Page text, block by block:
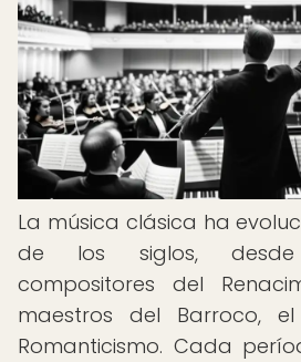
La música clásica ha
de los siglos,
compositores del
maestros del Barroco,
Romanticismo. Cada